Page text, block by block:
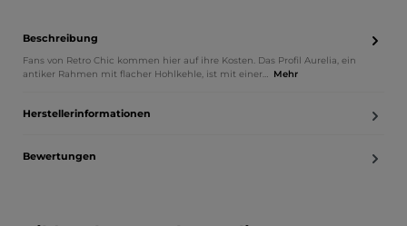
Beschreibung
Fans von Retro Chic kommen hier auf ihre Kosten. Das Profil Aurelia, ein
antiker Rahmen mit flacher Hohlkehle, ist mit einer… Mehr
Herstellerinformationen
Bewertungen